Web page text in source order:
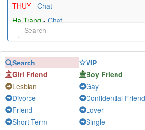
THUY - Chat
Ha Trang-Chat
Alex-Chat
Lý Thị Ngọc Nga
Chat
Hung Nguyen
Ngọc Miuuuu
Minh Tien
Thu Thuỷ-
Search
VIP
Girl Friend
Boy Friend
Lesbian
Gay
Divorce
Confidential Friend
Friend
Lover
Short Term
Single